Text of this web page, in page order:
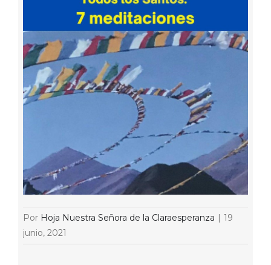
Por Hoja Nuestra Señora de la Claraesperanza | 19
junio, 2021